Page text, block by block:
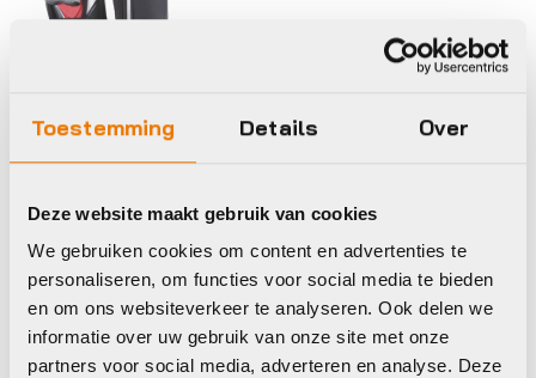
Toestemming Details Over
Deze website maakt gebruik van cookies
We gebruiken cookies om content en advertenties te
personaliseren, om functies voor social media te bieden
en om ons websiteverkeer te analyseren. Ook delen we
informatie over uw gebruik van onze site met onze
partners voor social media, adverteren en analyse. Deze
Overschoenen
Overschoenen
WaterFlex 14
€32,95
Oorspronkelijke
prijs
was:
€32,95.
€27,50
Huidige
prijs
is:
€27,50.
Op voorraad in winkel